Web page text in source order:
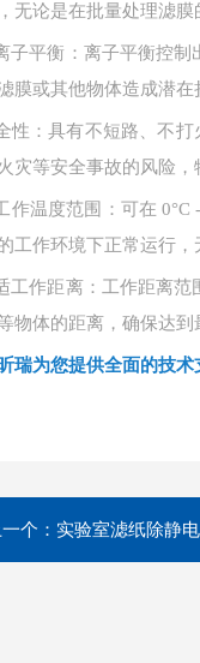
无论是在批量处理滤膜
子平衡：离子平衡控制
膜或其他物体造成潜在
性：具有不短路、不
灾等安全事故的风险，
作温度范围：可在 0°C
工作环境下正常运行，
工作距离：工作距离范
物体的距离，确保达到
瑞为您提供全面的技术
个：实验室滤纸除静